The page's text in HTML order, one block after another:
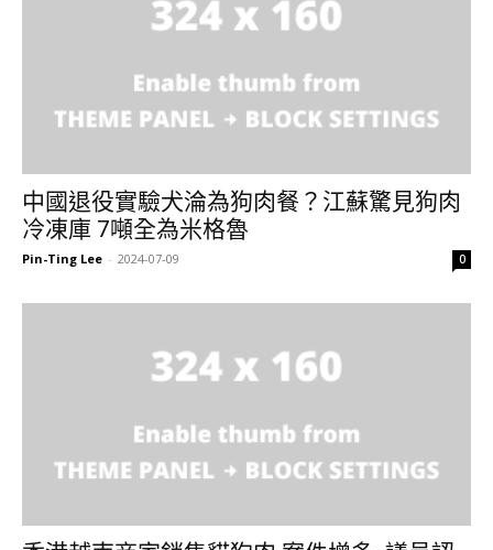
中國退役實驗犬淪為狗肉餐？江蘇驚見狗肉
冷凍庫 7噸全為米格魯
Pin-Ting Lee - 2024-07-09 0